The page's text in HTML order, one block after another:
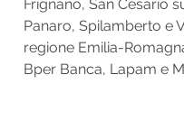
Frignano, San Cesario
Panaro, Spilamberto e
regione Emilia-
Bper Banca, Lapam e